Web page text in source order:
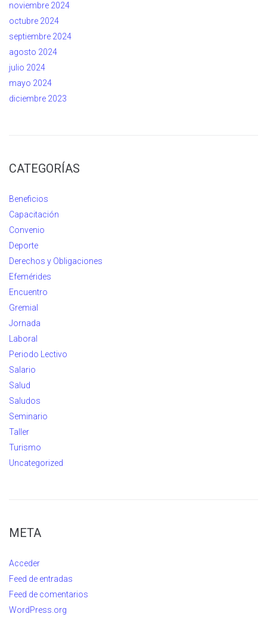
noviembre 2024
octubre 2024
septiembre 2024
agosto 2024
julio 2024
mayo 2024
diciembre 2023
CATEGORÍAS
Beneficios
Capacitación
Convenio
Deporte
Derechos y Obligaciones
Efemérides
Encuentro
Gremial
Jornada
Laboral
Periodo Lectivo
Salario
Salud
Saludos
Seminario
Taller
Turismo
Uncategorized
META
Acceder
Feed de entradas
Feed de comentarios
WordPress.org